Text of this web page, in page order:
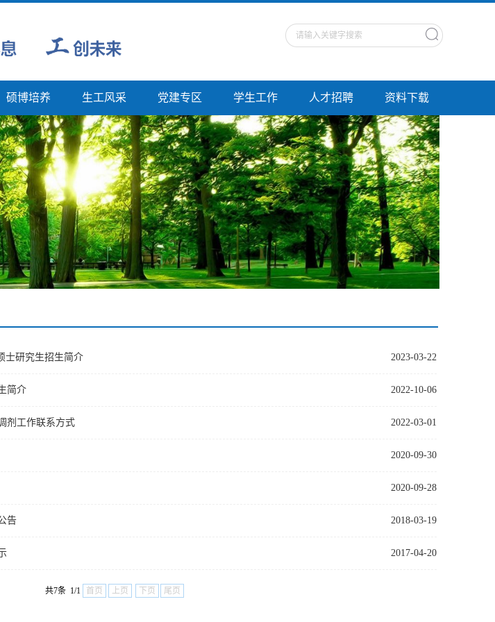
硕博培养 生工风采 党建专区 学生工作 人才招聘 资料下载
2023-03-22
士研究生招生简介
2022-10-06
简介
2022-03-01
剂工作联系方式
2020-09-30
2020-09-28
2018-03-19
告
2017-04-20
共7条 1/1 首页 上页 下页 尾页